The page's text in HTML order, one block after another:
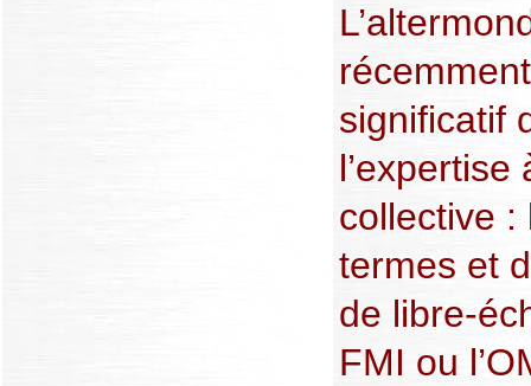
significatif
collective :
termes et
de libre-
FMI ou